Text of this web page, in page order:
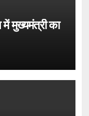
मुख्यमंत्री का